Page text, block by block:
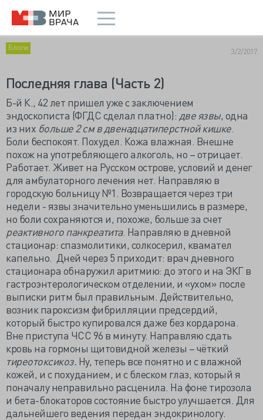
Блоги 3/2/2017
Последняя глава (Часть 2)
Б-й К., 42 лет пришел уже с заключением
эндоскописта (ФГДС сделал платно): две язвы, одна
из них больше 2 см в двенадцатиперстной кишке.
Боли беспокоят. Похудел. Кожа влажная. Внешне
похож на употребляющего алкоголь, но – отрицает.
Работает. Живет на Русском острове, условий и денег
для амбулаторного лечения нет. Направляю в
городскую больницу №1. Возвращается через три
недели - язвы значительно уменьшились в размере,
но боли сохраняются и, похоже, больше за счет
реактивного панкреатита. Направляю в дневной
стационар: спазмолитики, солкосерил, квамател
капельно. Дней через 5 приходит: врач дневного
стационара обнаружил аритмию: до этого и на ЭКГ в
гастроэнтерологическом отделении, и «ухом» после
выписки ритм был правильным. Действительно,
возник пароксизм фибрилляции предсердий,
который быстро купировался даже без кордарона.
Вне приступа ЧСС 96 в минуту. Направляю сдать
кровь на гормоны щитовидной железы – чёткий
тиреотоксикоз. Ну, теперь все понятно и с влажной
кожей, и с похуданием, и с блеском глаз, который я
поначалу неправильно расценила. На фоне тирозола
и бета-блокаторов состояние быстро улучшается. Для
дальнейшего ведения передан эндокринологу.